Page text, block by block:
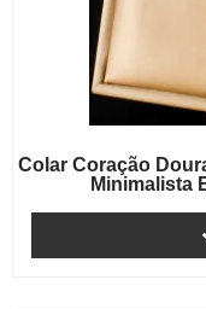
Colar Coração
Minimalista